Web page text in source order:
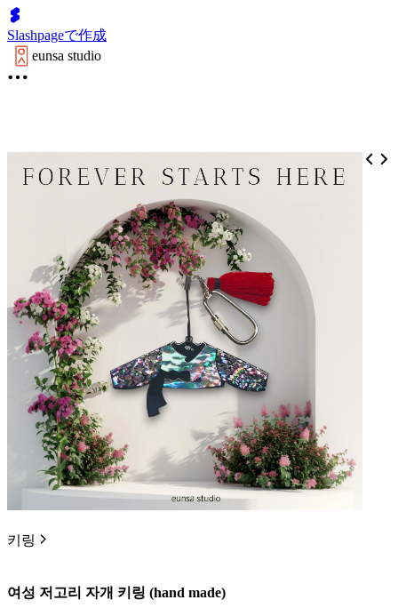
Slashpageで作成
eunsa studio
키링
여성 저고리 자개 키링 (hand made)